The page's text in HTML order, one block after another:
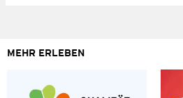
MEHR ERLEBEN